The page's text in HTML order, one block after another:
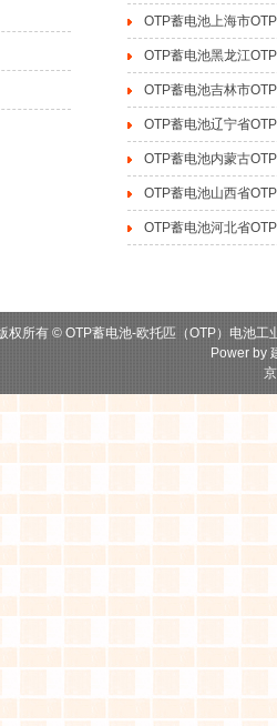
OTP蓄电池上海市
OTP蓄电池黑龙江
OTP蓄电池吉林市
OTP蓄电池辽宁省
OTP蓄电池内蒙古
OTP蓄电池山西省
OTP蓄电池河北省
权所有 © OTP蓄电池-欧托匹（OTP）电池
Power by